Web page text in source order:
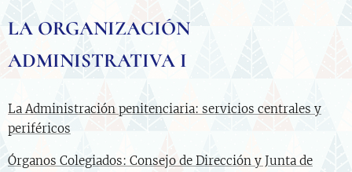
LA ORGANIZACIÓN
ADMINISTRATIVA I
La Administración penitenciaria: servicios centrales y
periféricos
Órganos Colegiados: Consejo de Dirección y Junta de